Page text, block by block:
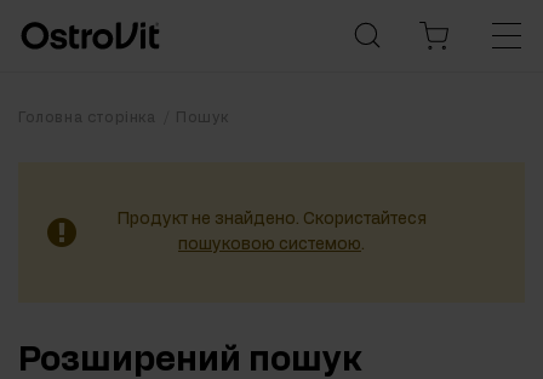
Головна сторінка Пошук
Продукт не знайдено. Скористайтеся
пошуковою системою.
Розширений пошук